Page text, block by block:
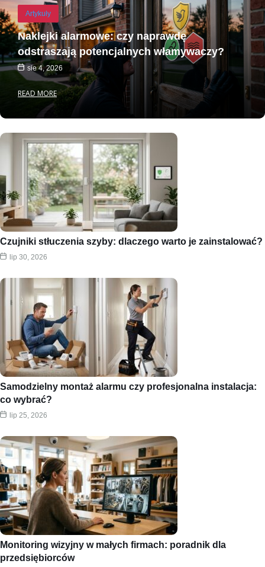
Artykuły
Naklejki alarmowe: czy naprawdę
odstraszają potencjalnych włamywaczy?
sie 4, 2026
READ MORE
Czujniki stłuczenia szyby: dlaczego warto je zainstalować?
lip 30, 2026
Samodzielny montaż alarmu czy profesjonalna instalacja:
co wybrać?
lip 25, 2026
Monitoring wizyjny w małych firmach: poradnik dla
przedsiębiorców